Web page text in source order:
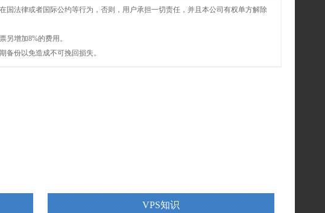
国法律或者国际公约等行为，否则，用户承担一切责任，并且本公司有权单方解除
另增加8%的费用。
备份以免造成不可挽回损失。
VPS知识